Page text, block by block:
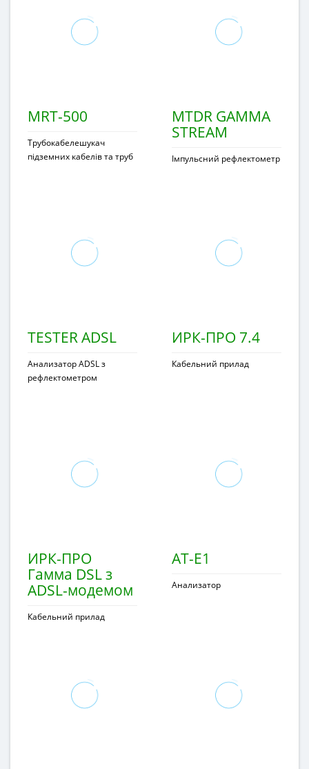
MRT-500
Трубокабелешукач
підземних кабелів та труб
MTDR GAMMA
STREAM
Імпульсний рефлектометр
TESTER ADSL
Анализатор ADSL з
рефлектометром
ИРК-ПРО 7.4
Кабельний прилад
ИРК-ПРО
Гамма DSL з
ADSL-модемом
Кабельний прилад
АТ-Е1
Анализатор